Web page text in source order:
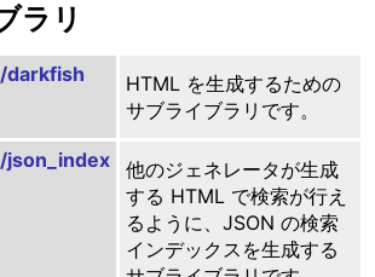
ラリ
darkfish
HTML を生成するための
サブライブラリです。
他のジェネレータが生成
する HTML で検索が行え
るように、JSON の検索
インデックスを生成する